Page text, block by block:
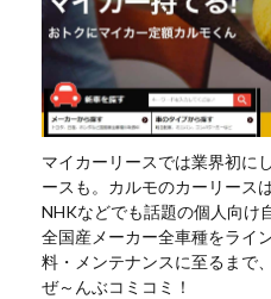
マイカーリースでは業界初に
ースも。カルモのカーリース
NHKなどでも話題の個人向け
全国産メーカー全車種をライ
料・メンテナンスに至るまで
ぜ～んぶコミコミ！